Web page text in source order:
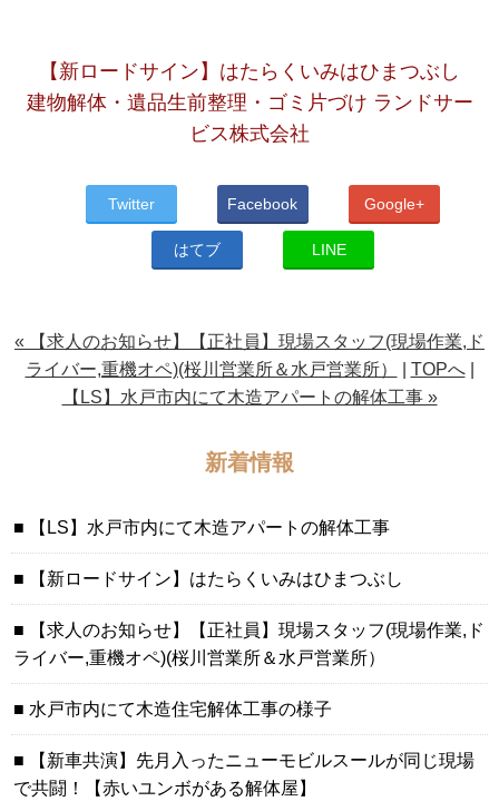
【新ロードサイン】はたらくいみはひまつぶし
建物解体・遺品生前整理・ゴミ片づけ ランドサー
ビス株式会社
Twitter Facebook Google+
はてブ LINE
« 【求人のお知らせ】【正社員】現場スタッフ(現場作業,ド
ライバー,重機オペ)(桜川営業所＆水戸営業所）
TOPへ|
【LS】水戸市内にて木造アパートの解体工事 »
新着情報
【LS】水戸市内にて木造アパートの解体工事
【新ロードサイン】はたらくいみはひまつぶし
【求人のお知らせ】【正社員】現場スタッフ(現場作業,ド
ライバー,重機オペ)(桜川営業所＆水戸営業所）
水戸市内にて木造住宅解体工事の様子
【新車共演】先月入ったニューモビルスールが同じ現場
で共闘！【赤いユンボがある解体屋】